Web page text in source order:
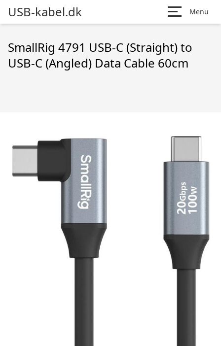
USB-kabel.dk Menu
SmallRig 4791 USB-C (Straight) to
USB-C (Angled) Data Cable 60cm